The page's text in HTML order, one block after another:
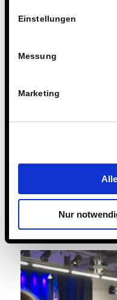
Einstellungen
Messung
Marketing
Nur